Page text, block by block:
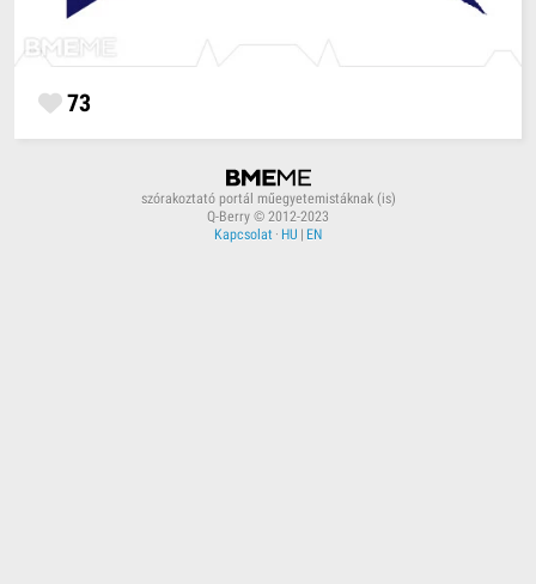
73
szórakoztató portál műegyetemistáknak (is)
Q-Berry © 2012-2023
Kapcsolat · HU | EN